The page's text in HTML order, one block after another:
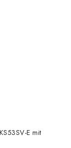
E mit